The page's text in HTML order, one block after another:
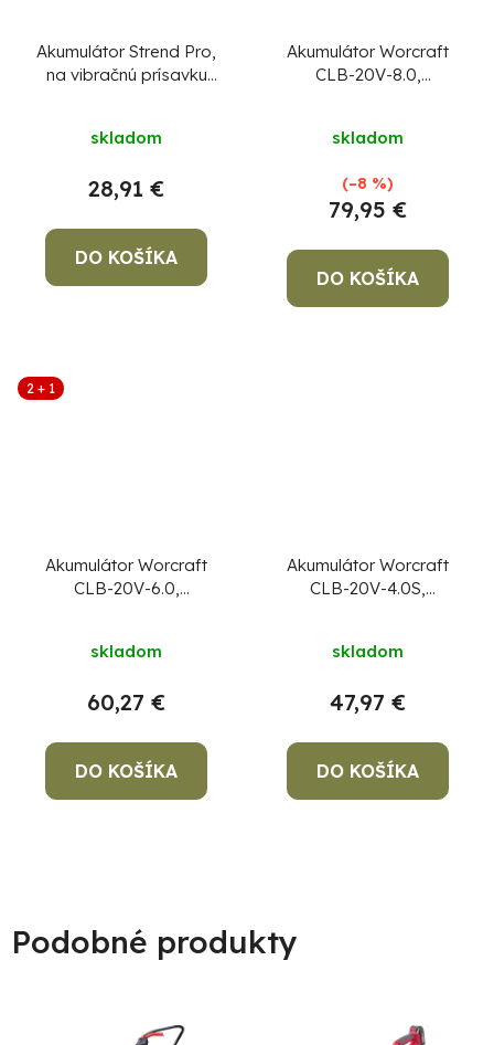
Akumulátor Strend Pro,
na vibračnú prísavku
skladom
28,91 €
DO KOŠÍKA
Akumulátor Worcraft
CLB-20V-8.0,
skladom
79,95 €
(–8 %)
DO KOŠÍKA
2 + 1
Akumulátor Worcraft
CLB-20V-6.0,
hodnotenie
je
5,0
z
5
skladom
60,27 €
DO KOŠÍKA
Akumulátor Worcraft
CLB-20V-4.0S,
funkcia powerbank
skladom
47,97 €
DO KOŠÍKA
Podobné produkty